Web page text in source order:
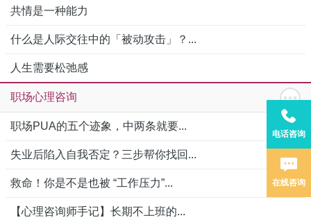
共情是一种能力
什么是人际交往中的「被动攻击」？...
人生需要松弛感
职场心理咨询
职场PUA的五个迹象，中两条就要...
失业后陷入自我否定？三步帮你找回...
救命！你是不是也被 “工作压力”...
【心理咨询师手记】长期不上班的...
电话咨询
在线咨询